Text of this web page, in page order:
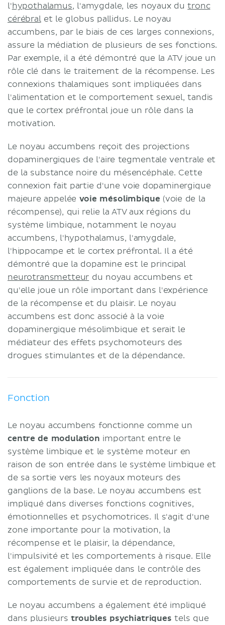
l'hypothalamus, l'amygdale, les noyaux dutronc
cérébralet le globus pallidus. Le noyau
accumbens, par le biais de ces larges connexions,
assure la médiation de plusieurs de ses fonctions.
Par exemple, il a été démontré que la ATV joue un
rôle clé dans le traitement de la récompense. Les
connexions thalamiques sont impliquées dans
l'alimentation et le comportement sexuel, tandis
que le cortex préfrontal joue un rôle dans la
motivation.
Le noyau accumbens reçoit des projections
dopaminergiques de l'aire tegmentale ventrale et
de la substance noire du mésencéphale. Cette
connexion fait partie d'une voie dopaminergique
majeure appelée voie mésolimbique (voie de la
récompense), qui relie la ATV aux régions du
système limbique, notamment le noyau
accumbens, l'hypothalamus, l'amygdale,
l'hippocampe et le cortex préfrontal. Il a été
démontré que la dopamine est le principal
neurotransmetteur du noyau accumbens et
qu'elle joue un rôle important dans l'expérience
de la récompense et du plaisir. Le noyau
accumbens est donc associé à la voie
dopaminergique mésolimbique et serait le
médiateur des effets psychomoteurs des
drogues stimulantes et de la dépendance.
Fonction
Le noyau accumbens fonctionne comme un
centre de modulation important entre le
système limbique et le système moteur en
raison de son entrée dans le système limbique et
de sa sortie vers les noyaux moteurs des
ganglions de la base. Le noyau accumbens est
impliqué dans diverses fonctions cognitives,
émotionnelles et psychomotrices. Il s'agit d'une
zone importante pour la motivation, la
récompense et le plaisir, la dépendance,
l'impulsivité et les comportements à risque. Elle
est également impliquée dans le contrôle des
comportements de survie et de reproduction.
Le noyau accumbens a également été impliqué
dans plusieurs troubles psychiatriques tels que